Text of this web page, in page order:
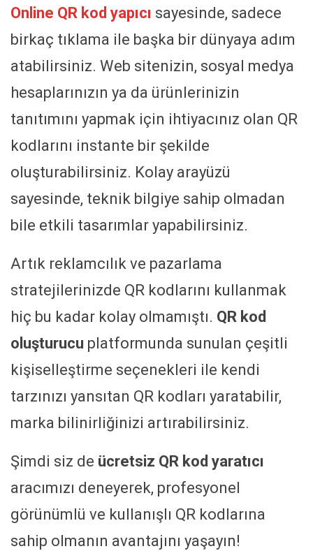
Online QR kod yapıcı sayesinde, sadece
birkaç tıklama ile başka bir dünyaya adım
atabilirsiniz. Web sitenizin, sosyal medya
hesaplarınızın ya da ürünlerinizin
tanıtımını yapmak için ihtiyacınız olan QR
kodlarını instante bir şekilde
oluşturabilirsiniz. Kolay arayüzü
sayesinde, teknik bilgiye sahip olmadan
bile etkili tasarımlar yapabilirsiniz.
Artık reklamcılık ve pazarlama
stratejilerinizde QR kodlarını kullanmak
hiç bu kadar kolay olmamıştı. QR kod
oluşturucu platformunda sunulan çeşitli
kişiselleştirme seçenekleri ile kendi
tarzınızı yansıtan QR kodları yaratabilir,
marka bilinirliğinizi artırabilirsiniz.
Şimdi siz de ücretsiz QR kod yaratıcı
aracımızı deneyerek, profesyonel
görünümlü ve kullanışlı QR kodlarına
sahip olmanın avantajını yaşayın!